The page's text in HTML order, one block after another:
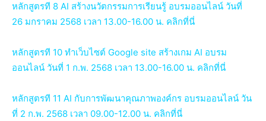
หลักสูตรที 8 AI สร้างนวัตกรรมการเรียนรู้ อบรมออนไลน์ วันที่
26 มกราคม 2568 เวลา 13.00-16.00 น. คลิกที่นี่
หลักสูตรที 10 ทำเว็บไซต์ Google site สร้างเกม AI อบรม
ออนไลน์ วันที่ 1 ก.พ. 2568 เวลา 13.00-16.00 น. คลิกที่นี่
หลักสูตรที 11 AI กับการพัฒนาคุณภาพองค์กร อบรมออนไลน์ วัน
ที่ 2 ก.พ. 2568 เวลา 09.00-12.00 น. คลิกที่นี่